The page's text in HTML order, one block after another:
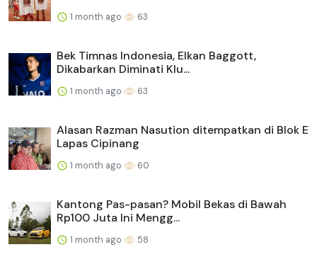
1 month ago 63
Bek Timnas Indonesia, Elkan Baggott,
Dikabarkan Diminati Klu...
1 month ago 63
Alasan Razman Nasution ditempatkan di Blok E
Lapas Cipinang
1 month ago 60
Kantong Pas-pasan? Mobil Bekas di Bawah
Rp100 Juta Ini Mengg...
1 month ago 58